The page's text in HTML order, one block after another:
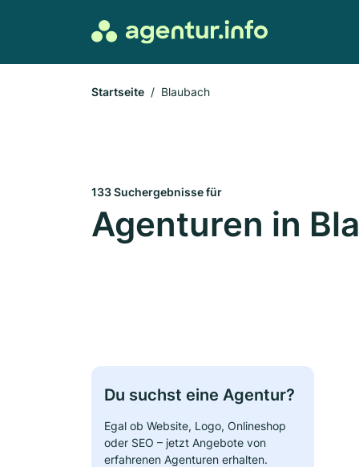
Startseite Blaubach
133 Suchergebnisse für
Agenturen in
Du suchst eine Agentur?
Egal ob Website, Logo, Onlineshop
oder SEO – jetzt Angebote von
erfahrenen Agenturen erhalten.